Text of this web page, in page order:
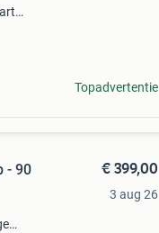
Topadvertentie
- 90
€ 399,00
3 aug 26